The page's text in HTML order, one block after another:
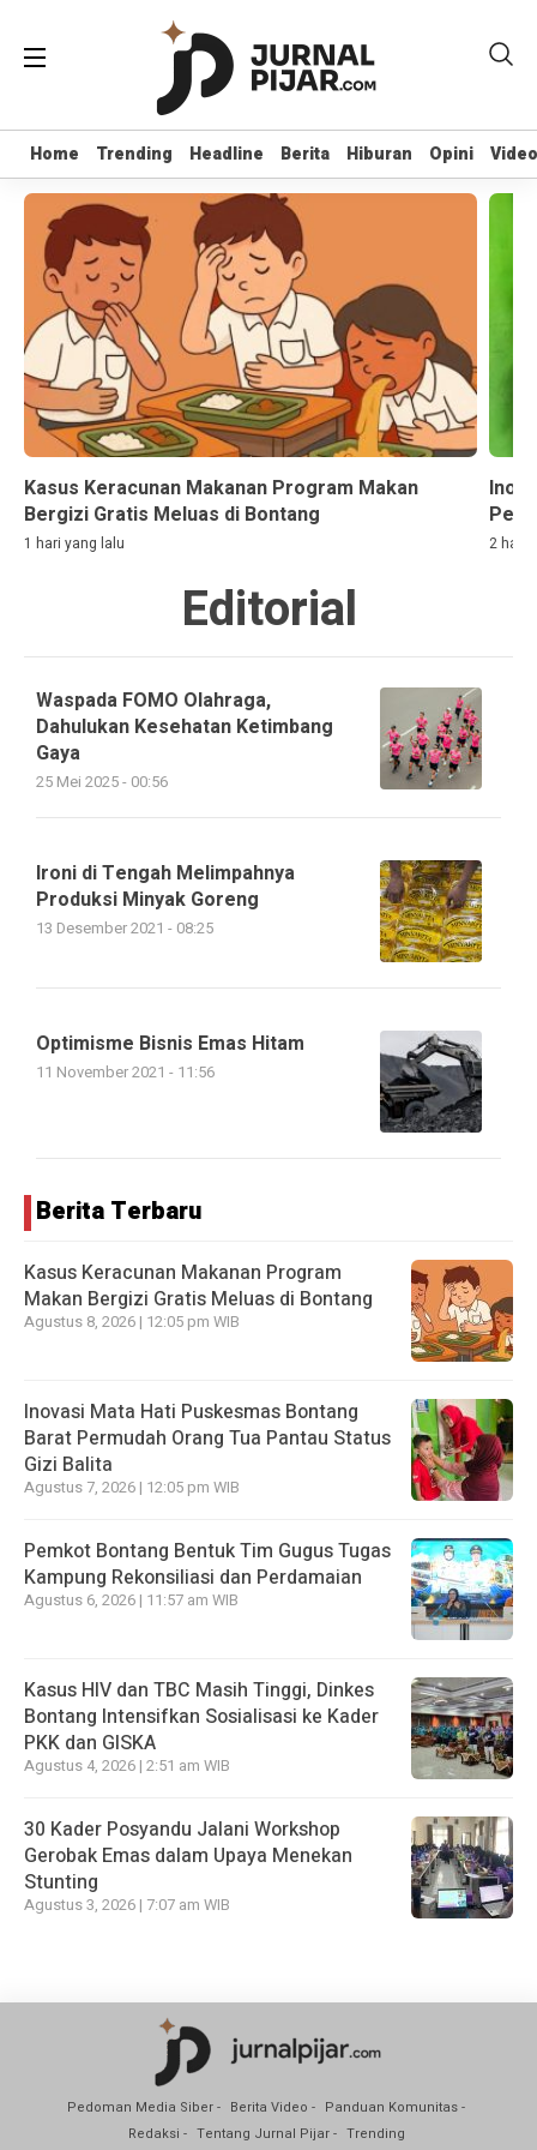
Home Trending Headline Berita Hiburan Opini Video
Home Trending Headline Berita Hiburan Opini Video
Kasus Keracunan Makanan Program Makan
Bergizi Gratis Meluas di Bontang
1 hari yang lalu 2 hari
Editorial
Waspada FOMO Olahraga,
Dahulukan Kesehatan Ketimbang
Gaya
25 Mei 2025 - 00:56
Ironi di Tengah Melimpahnya
Produksi Minyak Goreng
13 Desember 2021 - 08:25
Optimisme Bisnis Emas Hitam
11 November 2021 - 11:56
Berita Terbaru
Kasus Keracunan Makanan Program
Makan Bergizi Gratis Meluas di Bontang
Agustus 8, 2026 | 12:05 pm WIB
Inovasi Mata Hati Puskesmas Bontang
Barat Permudah Orang Tua Pantau Status
Gizi Balita
Agustus 7, 2026 | 12:05 pm WIB
Pemkot Bontang Bentuk Tim Gugus Tugas
Kampung Rekonsiliasi dan Perdamaian
Agustus 6, 2026 | 11:57 am WIB
Kasus HIV dan TBC Masih Tinggi, Dinkes
Bontang Intensifkan Sosialisasi ke Kader
PKK dan GISKA
Agustus 4, 2026 | 2:51 am WIB
30 Kader Posyandu Jalani Workshop
Gerobak Emas dalam Upaya Menekan
Stunting
Agustus 3, 2026 | 7:07 am WIB
Pedoman Media Siber Berita Video
Panduan Komunitas
Redaksi
Tentang Jurnal Pijar Trending